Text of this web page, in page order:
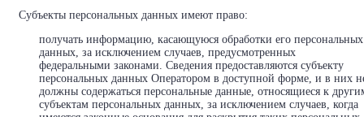
Субъекты персональных данных имеют право:
получать информацию, касающуюся обработки его персональных
данных, за исключением случаев, предусмотренных
федеральными законами. Сведения предоставляются субъекту
персональных данных Оператором в доступной форме, и в них
должны содержаться персональные данные, относящиеся к
субъектам персональных данных, за исключением случаев, когда